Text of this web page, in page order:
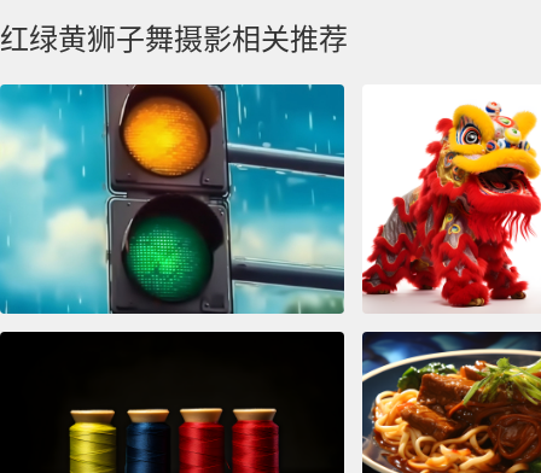
红绿黄狮子舞摄影相关推荐